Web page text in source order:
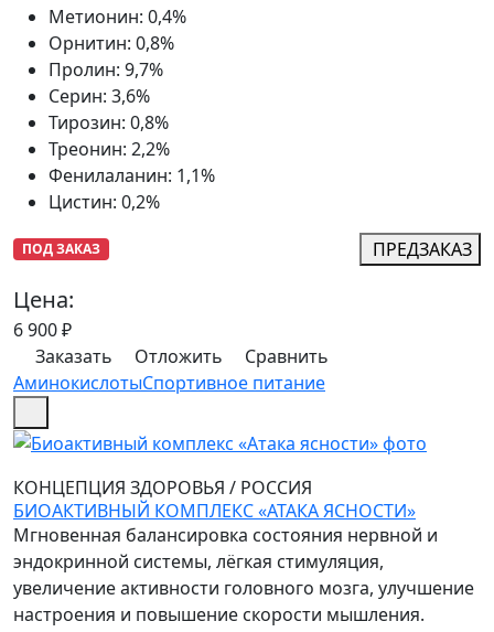
Метионин: 0,4%
Орнитин: 0,8%
Пролин: 9,7%
Серин: 3,6%
Тирозин: 0,8%
Треонин: 2,2%
Фенилаланин: 1,1%
Цистин: 0,2%
ПОД ЗАКАЗ ПРЕДЗАКАЗ
Цена:
6 900₽
Заказать
Отложить
Сравнить
АминокислотыСпортивное питание
КОНЦЕПЦИЯ ЗДОРОВЬЯ / РОССИЯ
БИОАКТИВНЫЙ КОМПЛЕКС «АТАКА ЯСНОСТИ»
Мгновенная балансировка состояния нервной и
эндокринной системы, лёгкая стимуляция,
увеличение активности головного мозга, улучшение
настроения и повышение скорости мышления.